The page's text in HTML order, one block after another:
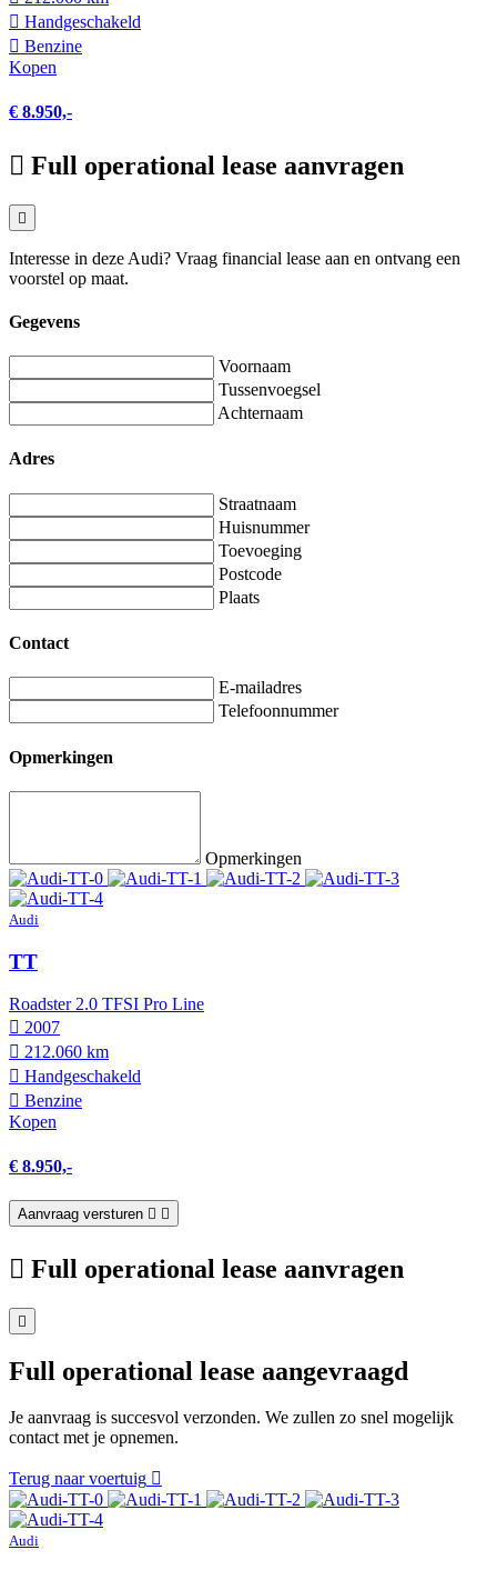
Hand­geschakeld
Benzine
Kopen
€ 8.950,-
Full operational lease aanvragen
Interesse in deze Audi? Vraag financial lease aan en ontvang een
voorstel op maat.
Gegevens
Voornaam
Tussenvoegsel
Achternaam
Adres
Straatnaam
Huisnummer
Toevoeging
Postcode
Plaats
Contact
E-mailadres
Telefoonnummer
Opmerkingen
Opmerkingen
Audi
TT
Roadster 2.0 TFSI Pro Line
2007
212.060 km
Hand­geschakeld
Benzine
Kopen
€ 8.950,-
Aanvraag versturen
Full operational lease aanvragen
Full operational lease aangevraagd
Je aanvraag is succesvol verzonden. We zullen zo snel mogelijk
contact met je opnemen.
Terug naar voertuig
Audi